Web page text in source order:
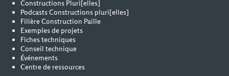
Constructions Pluri[elles]
Podcasts Constructions pluri[elles]
Filière Construction Paille
Exemples de projets
Fiches techniques
Conseil technique
Événements
Centre de ressources